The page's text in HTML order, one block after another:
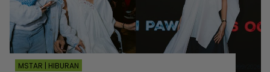
MSTAR | HIBURAN